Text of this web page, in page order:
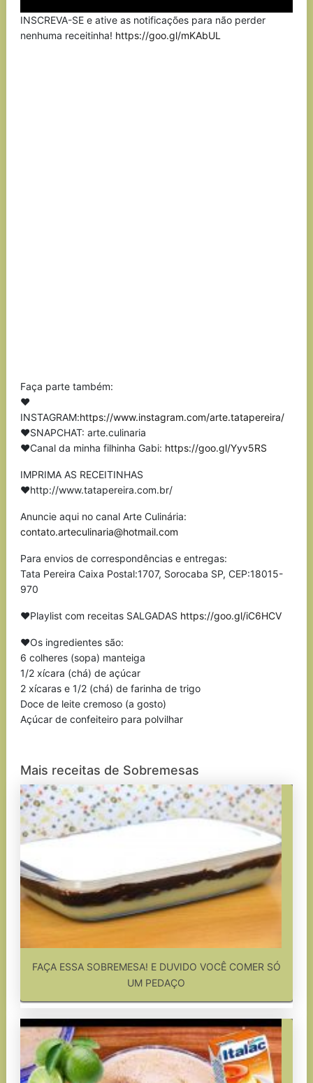
INSCREVA-SE e ative as notificações para não perder
nenhuma receitinha! https://goo.gl/mKAbUL
Faça parte também:
❤
INSTAGRAM:https://www.instagram.com/arte.tatapereira/
❤SNAPCHAT: arte.culinaria
❤Canal da minha filhinha Gabi: https://goo.gl/Yyv5RS
IMPRIMA AS RECEITINHAS
❤http://www.tatapereira.com.br/
Anuncie aqui no canal Arte Culinária:
contato.arteculinaria@hotmail.com
Para envios de correspondências e entregas:
Tata Pereira Caixa Postal:1707, Sorocaba SP, CEP:18015-
970
❤Playlist com receitas SALGADAS https://goo.gl/iC6HCV
❤Os ingredientes são:
6 colheres (sopa) manteiga
1/2 xícara (chá) de açúcar
2 xícaras e 1/2 (chá) de farinha de trigo
Doce de leite cremoso (a gosto)
Açúcar de confeiteiro para polvilhar
Mais receitas de Sobremesas
FAÇA ESSA SOBREMESA! E DUVIDO VOCÊ COMER SÓ
UM PEDAÇO